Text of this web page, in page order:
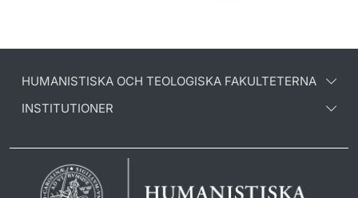
HUMANISTISKA OCH TEOLOGISKA FAKULTETERNA
INSTITUTIONER